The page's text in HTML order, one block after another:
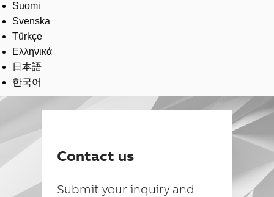
Suomi
Svenska
Türkçe
Ελληνικά
日本語
한국어
Contact us
Submit your inquiry and